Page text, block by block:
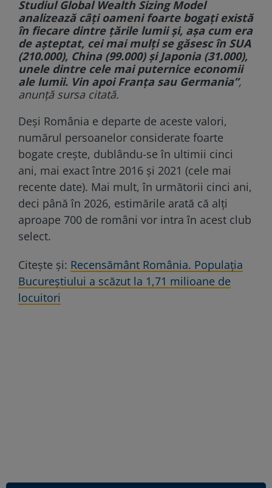
Studiul Global Wealth Sizing Model
analizează câţi oameni foarte bogaţi există
în fiecare dintre ţările lumii şi, aşa cum era
de aşteptat, cei mai mulţi se găsesc în SUA
(210.000), China (99.000) şi Japonia (31.000),
unele dintre cele mai puternice economii
ale lumii. Vin apoi Franţa sau Germania”,
anunță sursa citată.
Deşi România e departe de aceste valori,
numărul persoanelor considerate foarte
bogate creşte, dublându-se în ultimii cinci
ani, mai exact între 2016 şi 2021 (cele mai
recente date). Mai mult, în următorii cinci ani,
deci până în 2026, estimările arată că alţi
aproape 700 de români vor intra în acest club
select.
Citește și: Recensământ România. Populația
Bucureștiului a scăzut la 1,71 milioane de
locuitori